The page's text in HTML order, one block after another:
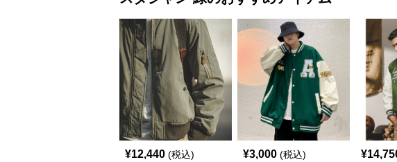
¥12,440 (税込) ¥3,000 (税込) ¥